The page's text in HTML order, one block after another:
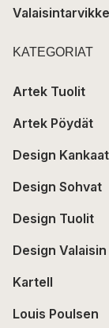
KATEGORIAT
Artek Tuolit
Artek Pöydät
Design Kankaat
Design Sohvat
Design Tuolit
Design Valaisin
Kartell
Louis Poulsen